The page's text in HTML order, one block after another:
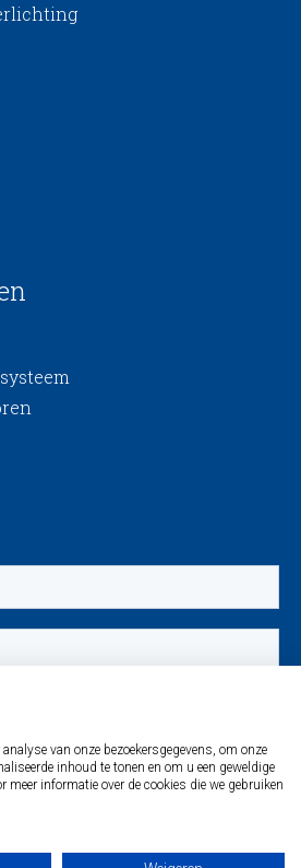
van onze bezoekersgegevens, om onze
inhoud te tonen en om u een geweldige
meer informatie over de cookies die we gebruiken